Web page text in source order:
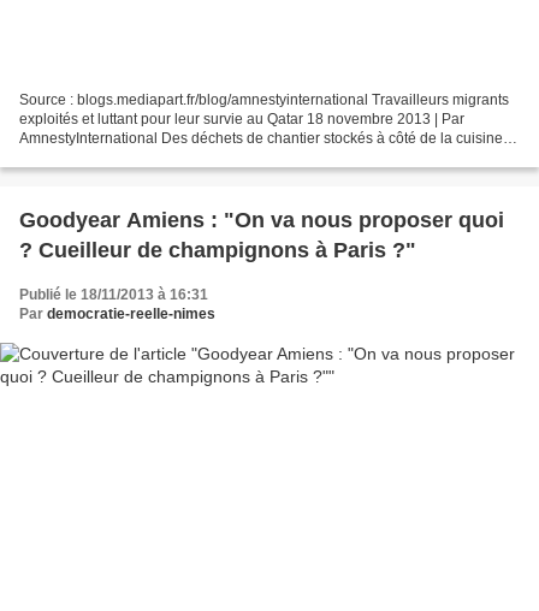
Source : blogs.mediapart.fr/blog/amnestyinternational Travailleurs migrants
exploités et luttant pour leur survie au Qatar 18 novembre 2013 | Par
AmnestyInternational Des déchets de chantier stockés à côté de la cuisine et
Goodyear Amiens : "On va nous proposer quoi
? Cueilleur de champignons à Paris ?"
Publié le 18/11/2013 à 16:31
Par democratie-reelle-nimes